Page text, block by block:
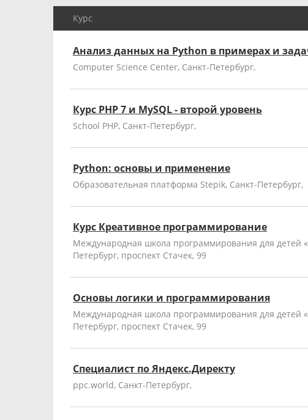
Курс
Анализ данных на Python в примерах и
Computer Science Center, Санкт-Петербург,
Курс PHP 7 и MySQL - второй уровень
School PHP, Санкт-Петербург,
Python: основы и применение
Образовательная платформа Stepik, Санкт-Петербург,
Курс Креативное программирование
Международная школа программирования для детей
Петербург, проспект Стачек, 99
Основы логики и программирования
Международная школа программирования для детей
Петербург, проспект Стачек, 99
Специалист по Яндекс.Директу
ppc.world, Санкт-Петербург,